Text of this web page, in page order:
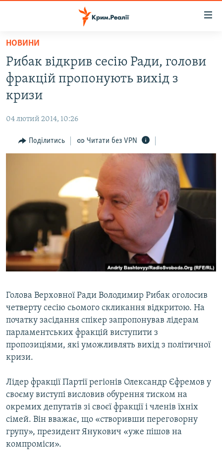
Перейти
основного
матеріалу
Перейти
до
основної
Перейти
до
НОВИНИ
ВОДА.КРИМ
ВІДЕО ТА ФОТО
БЛОГИ
ПОГЛЯД
СПЕЦПРОЕКТИ
ДЕПОРТАЦІЯ
ВІДЕОУРОКИ «ELIFBE»
СВІДЧЕННЯ ОКУПАЦІЇ
УКРАЇНСЬКА ПРОБЛЕМА КРИМУ
ЯК ОБІЙТИ БЛОКУВАННЯ
Русский
Qırımtatar
Усі сайти RFE/RL
НОВИНИ
Рибак відкрив сесію Ради, голови
фракцій пропонують вихід з
кризи
04 лютий 2014, 10:26
Поділитись Читати без VPN
Голова Верховної Ради Володимир Рибак оголосив
четверту сесію сьомого скликання відкритою. На
початку засідання спікер запропонував лідерам
парламентських фракцій виступити з
пропозиціями, які уможливлять вихід з політичної
кризи.
Лідер фракції Партії регіонів Олександр Єфремов у
своєму виступі висловив обурення тиском на
окремих депутатів зі своєї фракції і членів їхніх
сімей. Він вважає, що «створивши переговорну
групу», президент Янукович «уже пішов на
компроміси».